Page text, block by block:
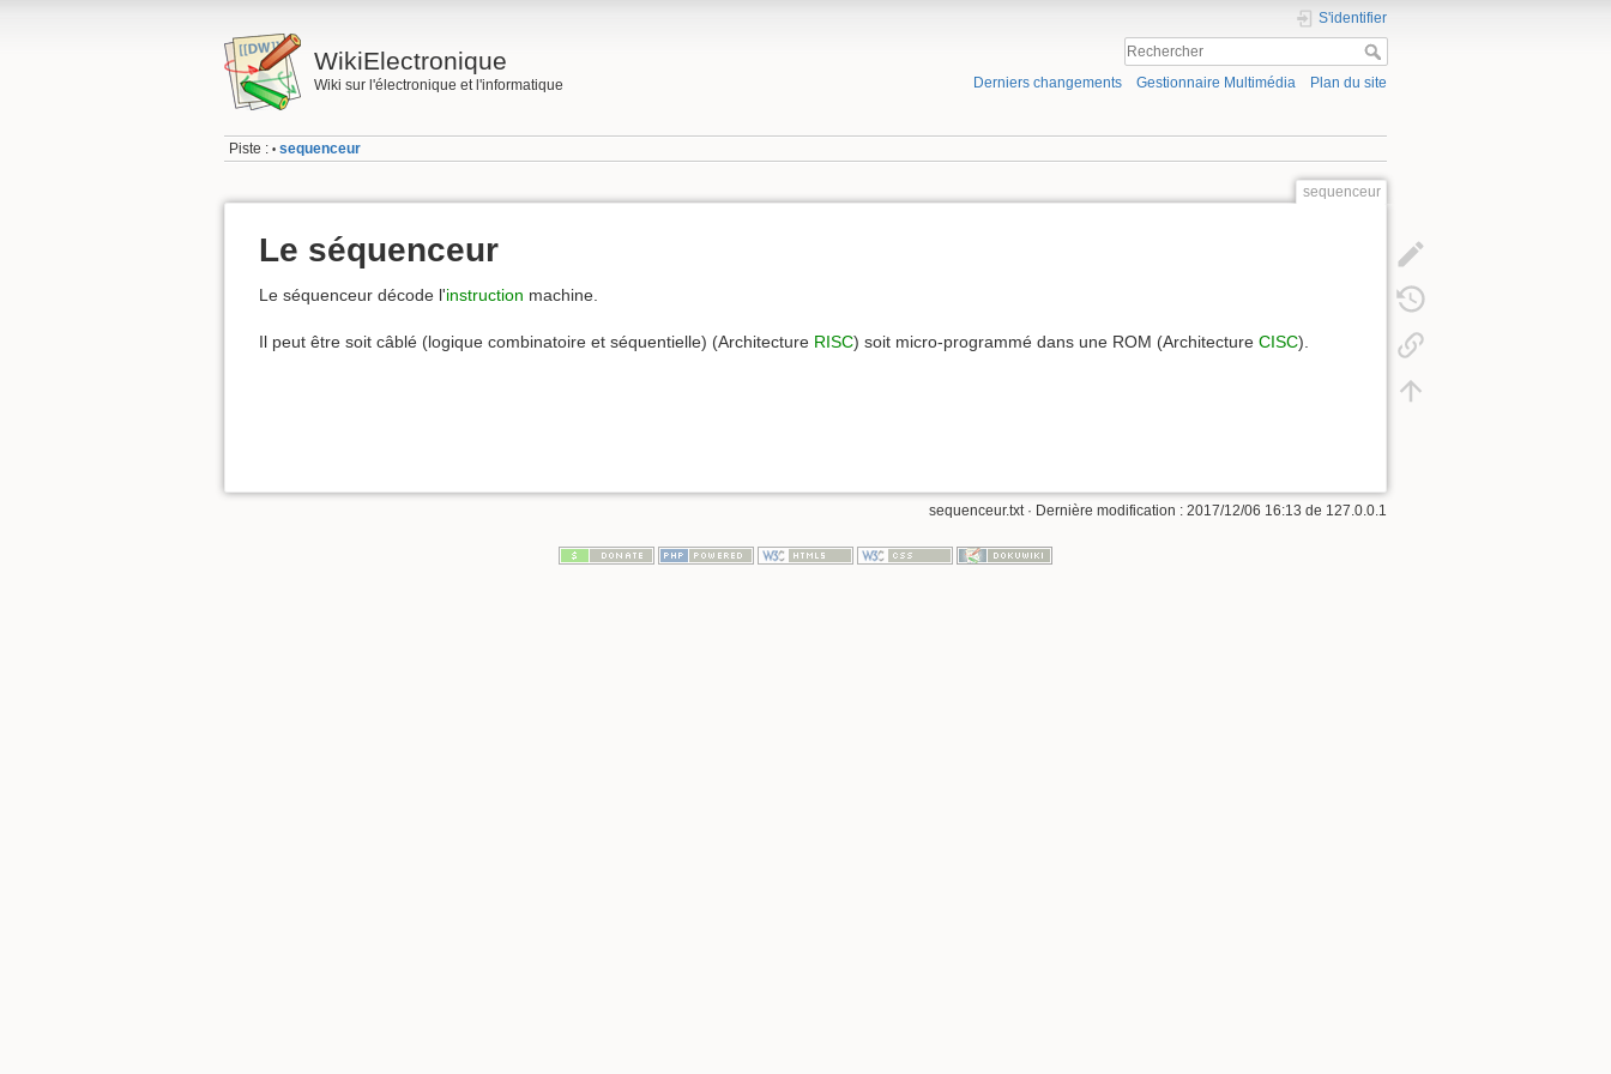
WikiElectronique
Wiki sur l'électronique et l'informatique
S'identifier
Derniers changements Gestionnaire Multimédia Plan du site
Piste : • sequenceur
sequenceur
Le séquenceur
Le séquenceur décode l'instruction machine.
Il peut être soit câblé (logique combinatoire et séquentielle) (Architecture RISC) soit micro-programmé dans une ROM (Architecture CISC).
sequenceur.txt · Dernière modification : 2017/12/06 16:13 de 127.0.0.1